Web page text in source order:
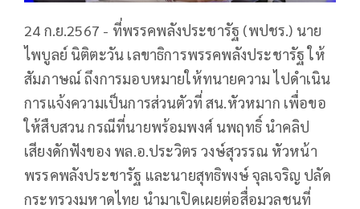
24 ก.ย.2567 - ที่พรรคพลังประชารัฐ (พปชร.) นาย
ไพบูลย์ นิติตะวัน เลขาธิการพรรคพลังประชารัฐ ให้
สัมภาษณ์ ถึงการมอบหมายให้ทนายความ ไปดำเนิน
การแจ้งความเป็นการส่วนตัวที่ สน.หัวหมาก เพื่อขอ
ให้สืบสวน กรณีที่นายพร้อมพงศ์ นพฤทธิ์ นำคลิป
เสียงดักฟังของ พล.อ.ประวิตร วงษ์สุวรรณ หัวหน้า
พรรคพลังประชารัฐ และนายสุทธิพงษ์ จุลเจริญ ปลัด
กระทรวงมหาดไทย นำมาเปิดเผยต่อสื่อมวลชนที่